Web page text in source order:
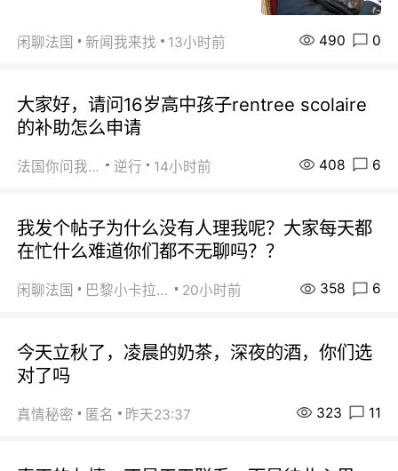
闲聊法国 新闻我来找 13小时前 490 0
大家好，请问16岁高中孩子rentree scolaire
的补助怎么申请
法国你问我答 逆行 14小时前 408 6
我发个帖子为什么没有人理我呢？大家每天都
在忙什么难道你们都不无聊吗？？
闲聊法国 巴黎小卡拉咪 20小时前 358 6
今天立秋了，凌晨的奶茶，深夜的酒，你们选
对了吗
真情秘密 匿名 昨天23:37 323 11